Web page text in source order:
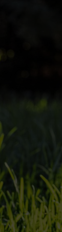
3 a 5 cm.
o solo de
de 5 cm no
reajustar a
com um
No
do verão.
mais comprido
se de que
nutritivos.